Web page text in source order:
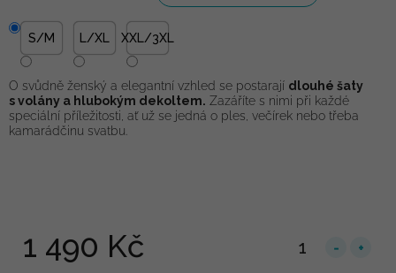
1 490 Kč
S/M L/XL XXL/3XL
O svůdně ženský a elegantní vzhled se postarají dlouhé šaty
s volány a hlubokým dekoltem. Zazáříte s nimi při každé
speciální příležitosti, ať už se jedná o ples, večírek nebo třeba
kamarádčinu svatbu.